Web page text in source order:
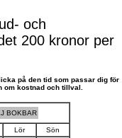
och
200 kronor per
på den tid som passar dig för
om kostnad och tillval.
BOKBAR
Lör
Sön